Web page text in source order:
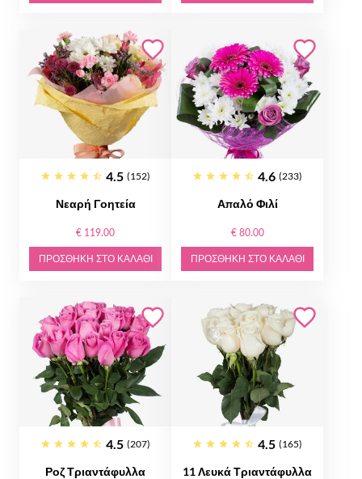
4.5 (152)
Νεαρή Γοητεία
€ 119.00
ΠΡΟΣΘΉΚΗ ΣΤΟ ΚΑΛΆΘΙ
4.6 (233)
Απαλό Φιλί
€ 80.00
ΠΡΟΣΘΉΚΗ ΣΤΟ ΚΑΛΆΘΙ
4.5 (207)
Ροζ Τριαντάφυλλα
4.5 (165)
11 Λευκά Τριαντάφυλλα